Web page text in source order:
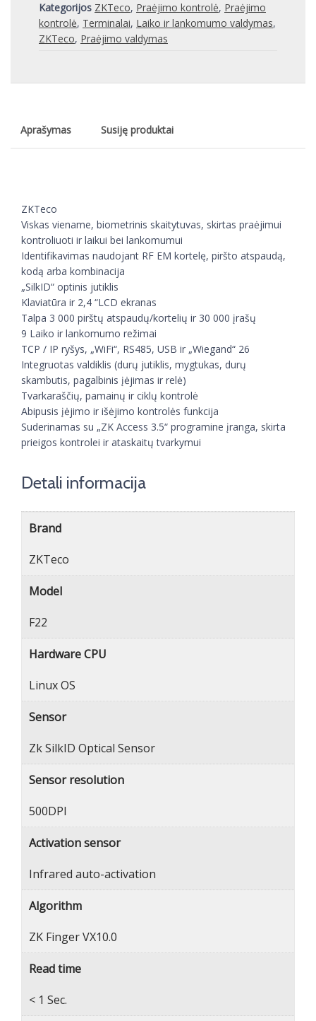
Kategorijos ZKTeco, Praėjimo kontrolė, Praėjimo
kontrolė, Terminalai, Laiko ir lankomumo valdymas,
ZKTeco, Praėjimo valdymas
Aprašymas Susiję produktai
ZKTeco
Viskas viename, biometrinis skaitytuvas, skirtas praėjimui
kontroliuoti ir laikui bei lankomumui
Identifikavimas naudojant RF EM kortelę, piršto atspaudą,
kodą arba kombinacija
„SilkID“ optinis jutiklis
Klaviatūra ir 2,4 “LCD ekranas
Talpa 3 000 pirštų atspaudų/kortelių ir 30 000 įrašų
9 Laiko ir lankomumo režimai
TCP / IP ryšys, „WiFi“, RS485, USB ir „Wiegand“ 26
Integruotas valdiklis (durų jutiklis, mygtukas, durų
skambutis, pagalbinis įėjimas ir relė)
Tvarkaraščių, pamainų ir ciklų kontrolė
Abipusis įėjimo ir išėjimo kontrolės funkcija
Suderinamas su „ZK Access 3.5“ programine įranga, skirta
prieigos kontrolei ir ataskaitų tvarkymui
Detali informacija
Brand
ZKTeco
Model
F22
Hardware CPU
Linux OS
Sensor
Zk SilkID Optical Sensor
Sensor resolution
500DPI
Activation sensor
Infrared auto-activation
Algorithm
ZK Finger VX10.0
Read time
< 1 Sec.